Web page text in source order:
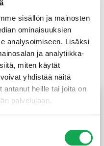
sisällön ja mainosten
ominaisuuksien
analysoimiseen. Lisäksi
ja analytiikka-
miten käytät
yhdistää näitä
antanut heille tai joita on
palvelujaan.
TILAUSTUOTE